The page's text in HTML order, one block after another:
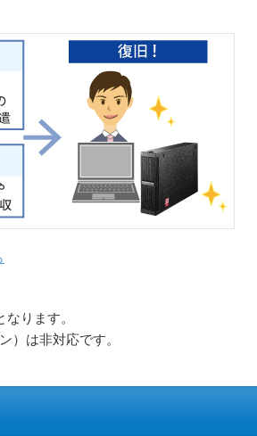
ります。
）は非対応です。